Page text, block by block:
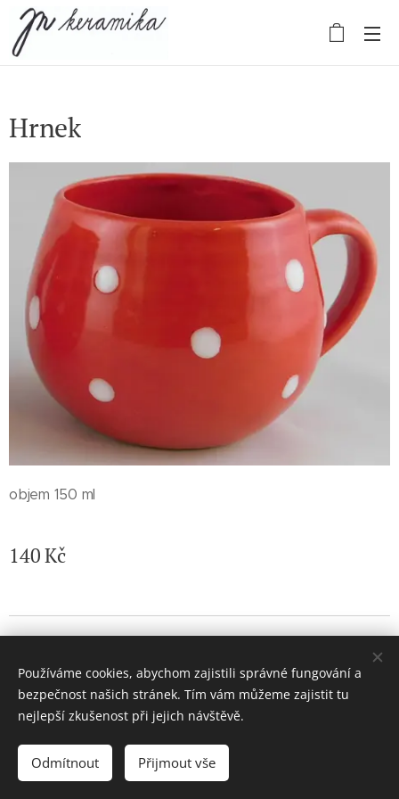
Hrnek
objem 150 ml
140Kč
Vyprodáno
Vytvořeno službouWebnode Cookies
Používáme cookies, abychom zajistili správné fungování a
bezpečnost našich stránek. Tím vám můžeme zajistit tu
nejlepší zkušenost při jejich návštěvě.
Odmítnout Přijmout vše